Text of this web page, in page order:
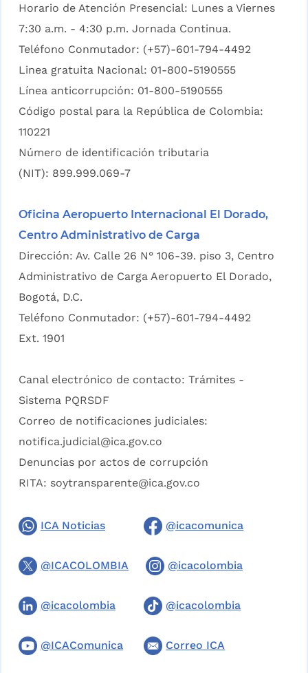
Horario de Atención Presencial: Lunes a Viernes
7:30 a.m. - 4:30 p.m. Jornada Continua.
Teléfono Conmutador: (+57)-601-794-4492
Linea gratuita Nacional: 01-800-5190555
Línea anticorrupción: 01-800-5190555
Código postal para la República de Colombia:
110221
Número de identificación tributaria
(NIT): 899.999.069-7
Oficina Aeropuerto Internacional El Dorado,
Centro Administrativo de Carga
Dirección: Av. Calle 26 N° 106-39. piso 3, Centro
Administrativo de Carga Aeropuerto El Dorado,
Bogotá, D.C.
Teléfono Conmutador: (+57)-601-794-4492
Ext. 1901
Canal electrónico de contacto: Trámites -
Sistema PQRSDF
Correo de notificaciones judiciales:
notifica.judicial@ica.gov.co
Denuncias por actos de corrupción
RITA: soytransparente@ica.gov.co
ICA Noticias @icacomunica
@ICACOLOMBIA @icacolombia
@icacolombia @icacolombia
@ICAComunica Correo ICA